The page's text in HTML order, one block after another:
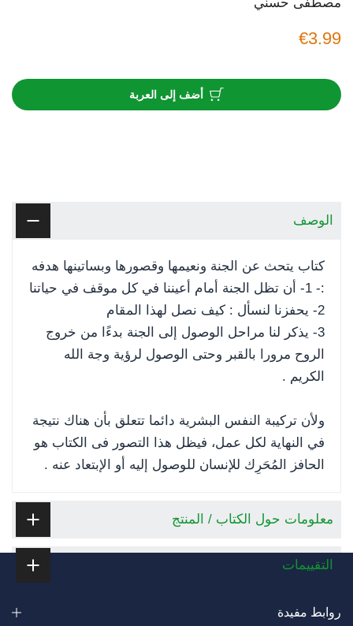
€3.99
أضف إلى العربة
الوصف
كتاب يتحث عن الجنة ونعيمها وقصورها وبساتينها هدفه
:- 1- أن تظل الجنة أمام أعيننا في كل موقف في حياتنا
2- يحفزنا لنسأل : كيف نصل لهذا المقام
3- يذكر لنا مراحل الوصول إلى الجنة بدءًا من خروج
الروح مرورا بالقبر وحتى الوصول لرؤية وجة الله
الكريم .
ولأن تركيبة النفس البشرية دائما تتعلق بأن هناك نتيجة
في النهاية لكل عمل، فيظل هذا التصور فى الكتاب هو
الحافز المُحَرِك للإنسان للوصول إليه أو الإبتعاد عنه .
معلومات حول الكتاب / المنتج
التقييمات
روابط مفيدة